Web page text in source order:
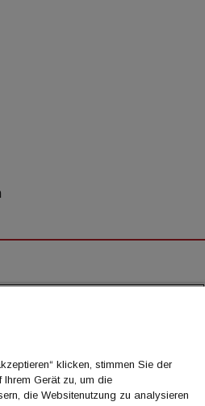
klicken, stimmen Sie der
Gerät zu, um die
die Websitenutzung zu analysieren